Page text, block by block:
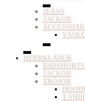
JEANS
JACKOR
HERRKLÄDER
BADSHORTS
JACKOR
TRÖJOR
T-